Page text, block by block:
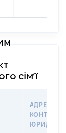
сім’ї
АДРЕСА ТА
КОНТАКТИ